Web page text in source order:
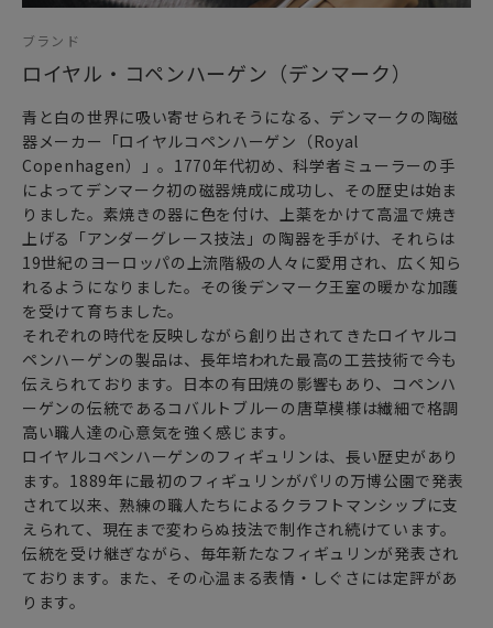
ブランド
ロイヤル・コペンハーゲン（デンマーク）
青と白の世界に吸い寄せられそうになる、デンマークの陶磁
器メーカー「ロイヤルコペンハーゲン（Royal
Copenhagen）」。1770年代初め、科学者ミューラーの手
によってデンマーク初の磁器焼成に成功し、その歴史は始ま
りました。素焼きの器に色を付け、上薬をかけて高温で焼き
上げる「アンダーグレース技法」の陶器を手がけ、それらは
19世紀のヨーロッパの上流階級の人々に愛用され、広く知ら
れるようになりました。その後デンマーク王室の暖かな加護
を受けて育ちました。
それぞれの時代を反映しながら創り出されてきたロイヤルコ
ペンハーゲンの製品は、長年培われた最高の工芸技術で今も
伝えられております。日本の有田焼の影響もあり、コペンハ
ーゲンの伝統であるコバルトブルーの唐草模様は繊細で格調
高い職人達の心意気を強く感じます。
ロイヤルコペンハーゲンのフィギュリンは、長い歴史があり
ます。1889年に最初のフィギュリンがパリの万博公園で発表
されて以来、熟練の職人たちによるクラフトマンシップに支
えられて、現在まで変わらぬ技法で制作され続けています。
伝統を受け継ぎながら、毎年新たなフィギュリンが発表され
ております。また、その心温まる表情・しぐさには定評があ
ります。